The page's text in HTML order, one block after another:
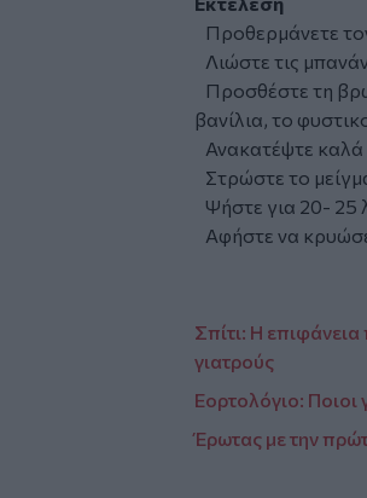
Προθερμάνετε
Λιώστε τις
Προσθέστε τη
βανίλια, το
Ανακατέψτε καλά
Στρώστε το
Ψήστε για 20- 25
Αφήστε να
Σπίτι: Η
γιατρούς
Εορτολόγιο: Ποιοι
Έρωτας με την